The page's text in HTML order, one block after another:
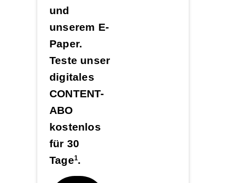
und
unserem E-
Paper.
Teste unser
digitales
CONTENT-
ABO
kostenlos
für 30
Tage1.